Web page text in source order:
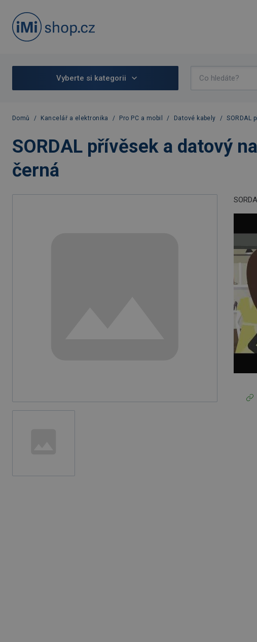
Vyberte si kategorii
Domů / Kancelář a elektronika / Pro PC a mobil / Datové kabely / SORDAL
SORDAL přívěsek a datový
černá